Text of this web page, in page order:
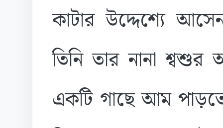
কাটার উদ্দেশ্যে
তিনি তার নানা শ্বশুর
একটি গাছে আম